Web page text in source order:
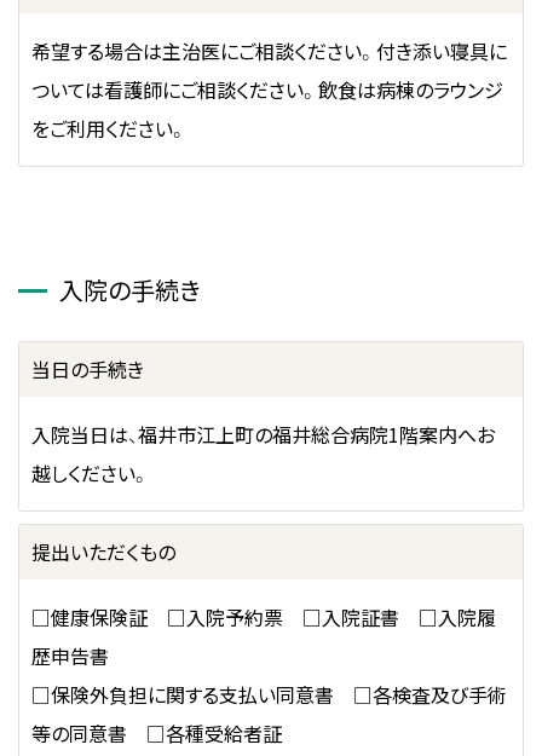
希望する場合は主治医にご相談ください。付き添い寝具に
ついては看護師にご相談ください。飲食は病棟のラウンジ
をご利用ください。
入院の手続き
当日の手続き
入院当日は、福井市江上町の福井総合病院1階案内へお
越しください。
提出いただくもの
□健康保険証 □入院予約票 □入院証書 □入院履
歴申告書
□保険外負担に関する支払い同意書 □各検査及び手術
等の同意書 □各種受給者証